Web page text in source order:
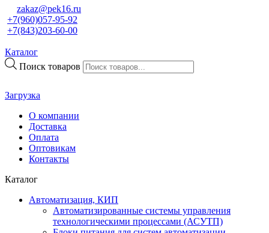
zakaz@pek16.ru
+7(960)057-95-92
+7(843)203-60-00
Каталог
Поиск товаров
Загрузка
О компании
Доставка
Оплата
Оптовикам
Контакты
Каталог
Автоматизация, КИП
Автоматизированные системы управления
технологическими процессами (АСУТП)